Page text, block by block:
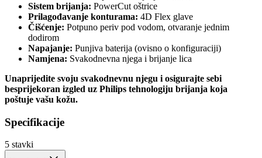
Sistem brijanja: PowerCut oštrice
Prilagođavanje konturama: 4D Flex glave
Čišćenje: Potpuno periv pod vodom, otvaranje jednim
dodirom
Napajanje: Punjiva baterija (ovisno o konfiguraciji)
Namjena: Svakodnevna njega i brijanje lica
Unaprijedite svoju svakodnevnu njegu i osigurajte sebi
besprijekoran izgled uz Philips tehnologiju brijanja koja
poštuje vašu kožu.
Specifikacije
5 stavki